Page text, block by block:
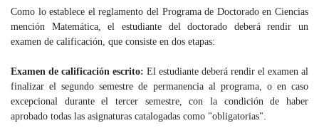
Como lo establece el reglamento del Programa de Doctorado en Ciencias
mención Matemática, el estudiante del doctorado deberá rendir un
examen de calificación, que consiste en dos etapas:
Examen de calificación escrito: El estudiante deberá rendir el examen al
finalizar el segundo semestre de permanencia al programa, o en caso
excepcional durante el tercer semestre, con la condición de haber
aprobado todas las asignaturas catalogadas como "obligatorias".